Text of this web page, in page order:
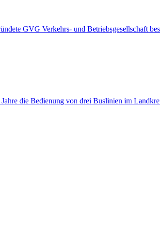
GVG Verkehrs- und Betriebsgesellschaft
die Bedienung von drei Buslinien im